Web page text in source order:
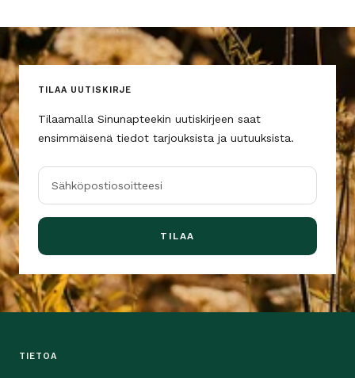
TILAA UUTISKIRJE
Tilaamalla Sinunapteekin uutiskirjeen saat
ensimmäisenä tiedot tarjouksista ja uutuuksista.
Sähköpostiosoitteesi
TILAA
TIETOA